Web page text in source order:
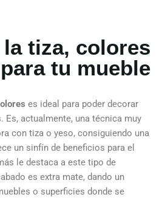
tiza, colores
tu mueble
es ideal para poder decorar
Es, actualmente, una técnica muy
con tiza o yeso, consiguiendo una
un sinfín de beneficios para el
le destaca a este tipo de
es extra mate, dando un
o superficies donde se